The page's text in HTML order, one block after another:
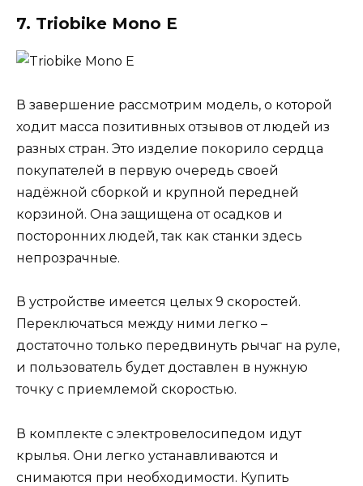
7. Triobike Mono E
В завершение рассмотрим модель, о которой
ходит масса позитивных отзывов от людей из
разных стран. Это изделие покорило сердца
покупателей в первую очередь своей
надёжной сборкой и крупной передней
корзиной. Она защищена от осадков и
посторонних людей, так как станки здесь
непрозрачные.
В устройстве имеется целых 9 скоростей.
Переключаться между ними легко –
достаточно только передвинуть рычаг на руле,
и пользователь будет доставлен в нужную
точку с приемлемой скоростью.
В комплекте с электровелосипедом идут
крылья. Они легко устанавливаются и
снимаются при необходимости. Купить